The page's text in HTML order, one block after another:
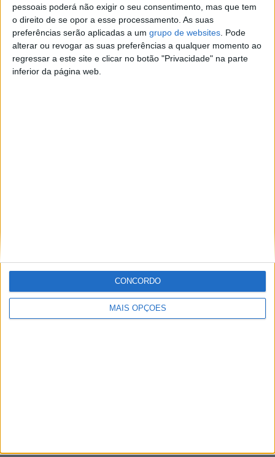
pessoais poderá não exigir o seu consentimento, mas que tem
o direito de se opor a esse processamento. As suas
preferências serão aplicadas a um grupo de websites. Pode
alterar ou revogar as suas preferências a qualquer momento ao
regressar a este site e clicar no botão "Privacidade" na parte
inferior da página web.
MAIS OPÇÕES
CONCORDO
Amadora
Vila Nova de Gaia
Braga
À cruz